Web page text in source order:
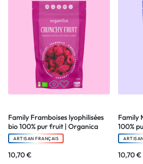
Family Framboises lyophilisées
bio 100% pur fruit | Organica
Food
ARTISAN FRANÇAIS
10,70€
Family
100%
10,70€